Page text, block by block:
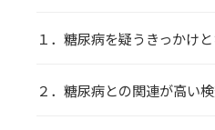
１．糖尿病を疑うきっかけ
２．糖尿病との関連が高い